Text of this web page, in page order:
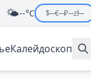
🌤️--°C $--€--₽--zł--
Калейдоскоп